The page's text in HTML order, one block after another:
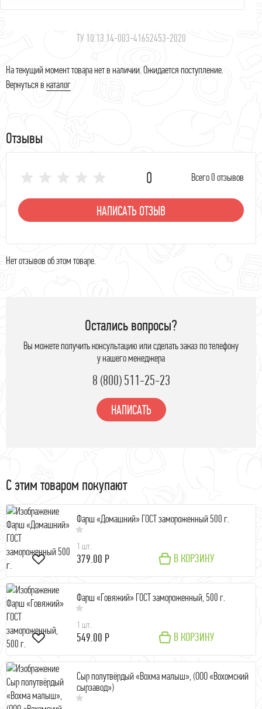
ТУ 10.13.14-003-41652453-2020
На текущий момент товара нет в наличии. Ожидается поступление.
Вернуться в каталог
Отзывы
0 Всего 0 отзывов
НАПИСАТЬ ОТЗЫВ
Нет отзывов об этом товаре.
Остались вопросы?
Вы можете получить консультацию или сделать заказ по телефону
у нашего менеджера
8 (800) 511-25-23
НАПИСАТЬ
С этим товаром покупают
Фарш «Домашний» ГОСТ замороженный 500 г.
1 шт.
379.00 Р В КОРЗИНУ
Фарш «Говяжий» ГОСТ замороженный, 500 г.
1 шт.
549.00 Р В КОРЗИНУ
Сыр полутвёрдый «Вохма малыш», (ООО «Вохомский
сырзавод»)